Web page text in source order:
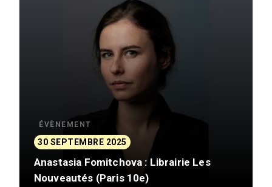
ÉVÈNEMENT
30 SEPTEMBRE 2025
Anastasia Fomitchova : Librairie Les
Nouveautés (Paris 10e)